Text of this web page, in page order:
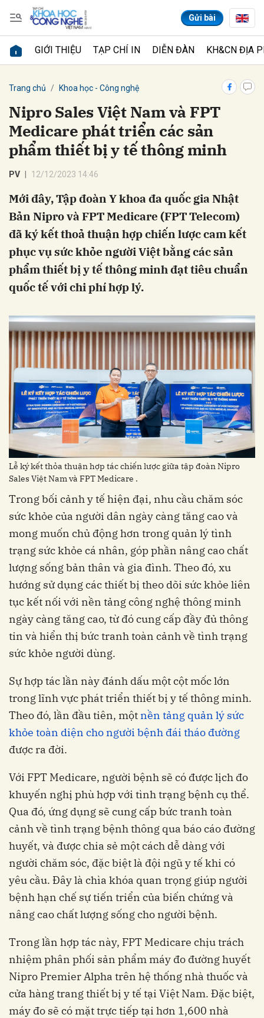
Gửi bài
GIỚI THIỆU TẠP CHÍ IN DIỄN ĐÀN KH&CN ĐỊA
Trang chủ Khoa học - Công nghệ
Nipro Sales Việt Nam và FPT
Medicare phát triển các sản
PV 12/12/2023 14:46
Mới đây, Tập đoàn Y khoa đa quốc gia Nhật
Bản Nipro và FPT Medicare (FPT Telecom)
đã ký kết thoả thuận hợp chiến lược cam kết
phục vụ sức khỏe người Việt bằng các sản
phẩm thiết bị y tế thông minh đạt tiêu chuẩn
Sales Việt Nam và FPT Medicare‏‏ .
sức khỏe của người dân ngày càng tăng cao và
mong muốn chủ động hơn trong quản lý tình
trạng sức khỏe cá nhân, góp phần nâng cao chất
lượng sống bản thân và gia đình.‏ Theo đó, xu
hướng sử dụng các thiết bị theo dõi sức khỏe liên
tục kết nối với nền tảng công nghệ thông minh
ngày càng tăng cao, từ đó cung cấp đầy đủ thông
tin và hiển thị bức tranh toàn cảnh về tình trạng
Sự hợp tác lần này đánh dấu một cột mốc lớn
trong lĩnh vực phát triển thiết bị y tế thông minh.
Theo đó, lần đầu tiên, mộtnền tảng quản lý sức
khỏe toàn diện cho người bệnh đái tháo đường
được ra đời.
Với FPT Medicare, người bệnh sẽ có được lịch đo
khuyến nghị phù hợp với tình trạng bệnh cụ thể.
Qua đó, ứng dụng sẽ cung cấp bức tranh toàn
cảnh về tình trạng bệnh thông qua báo cáo đường
huyết, và được chia sẻ một cách dễ dàng với
người chăm sóc, đặc biệt là đội ngũ y tế khi có
yêu cầu. Đây là chìa khóa quan trọng giúp người
bệnh hạn chế sự tiến triển của biến chứng và
nhiệm phân phối sản phẩm máy đo đường huyết
Nipro Premier Alpha trên hệ thống nhà thuốc và
cửa hàng trang thiết bị y tế tại Việt Nam. Đặc biệt,
máy đo sẽ có mặt trực tiếp tại hơn 1,600 nhà
Gửi bình luận
Hủy Gửi